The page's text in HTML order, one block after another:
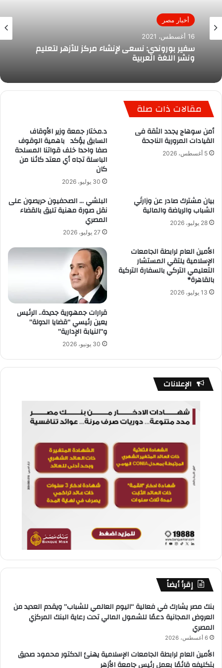
أخبار مصر
16 أغسطس، 2021
سفير بوروندي: نسعى لإنشاء مركز للأزهر لتعليم
ونشر اللغة العربية
مقالات ذات صلة
أمن سوهاج يجدد الثقة فى
القيادات المرورية الناجحة
5 أغسطس، 2026
د.مختار جمعة وزير الأوقاف
السابق يؤكد باهمية الوقوف
صفا واحدا خلف قواتنا المسلحة
الباسلة تجاه أي معتد كائنا من
كان
30 يوليو، 2026
بيان مشترك صادر عن وزارتَي
الشباب والرياضة والمالية
28 يوليو، 2026
البلشي … الصحفيون حريصون على
نقل صورة مهنية تليق بالقضاء
المصري
27 يوليو، 2026
الأمين العام لرابطة الجامعات
الإسلامية يلتقي المستشار
التعليمي التركي بالسفارة التركية
بالقاهرة*
13 يوليو، 2026
قرارات جمهورية جديدة.. الرئيس
يعين رئيسي “قضايا الدولة”
و”النيابة الإدارية”
30 يونيو، 2026
الإعلانات
إقرأ أيضاً
بنك مصر يشارك في فعالية “اليوم العالمي للشباب” ويقدم العديد من
العروض المجانية دعمًا للشمول المالي تحت رعاية البنك المركزي
المصري
6 أغسطس، 2026
الأمين العام لرابطة الجامعات الإسلامية يهنئ الدكتور محمود صديق
بتكليفه قائمًا بعمل رئيس جامعة الأزهر